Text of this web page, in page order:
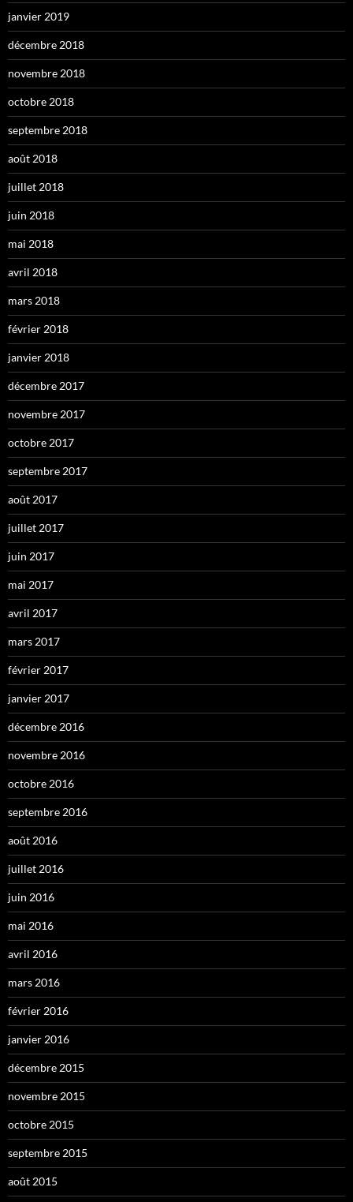
janvier 2019
décembre 2018
novembre 2018
octobre 2018
septembre 2018
août 2018
juillet 2018
juin 2018
mai 2018
avril 2018
mars 2018
février 2018
janvier 2018
décembre 2017
novembre 2017
octobre 2017
septembre 2017
août 2017
juillet 2017
juin 2017
mai 2017
avril 2017
mars 2017
février 2017
janvier 2017
décembre 2016
novembre 2016
octobre 2016
septembre 2016
août 2016
juillet 2016
juin 2016
mai 2016
avril 2016
mars 2016
février 2016
janvier 2016
décembre 2015
novembre 2015
octobre 2015
septembre 2015
août 2015